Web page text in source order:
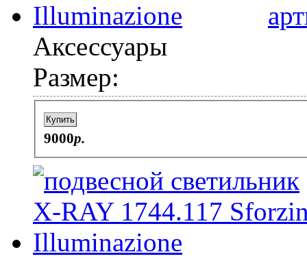
Аксессуары
Размер:
Купить
9000p.